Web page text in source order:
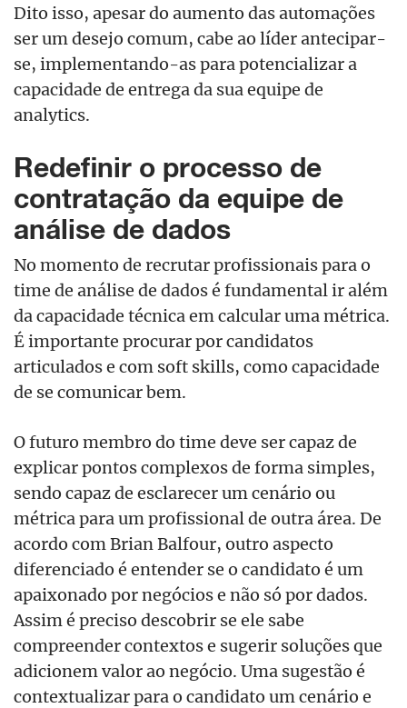
Dito isso, apesar do aumento das automações
ser um desejo comum, cabe ao líder antecipar-
se, implementando-as para potencializar a
capacidade de entrega da sua equipe de
analytics.
Redefinir o processo de
contratação da equipe de
análise de dados
No momento de recrutar profissionais para o
time de análise de dados é fundamental ir além
da capacidade técnica em calcular uma métrica.
É importante procurar por candidatos
articulados e com soft skills, como capacidade
de se comunicar bem.
O futuro membro do time deve ser capaz de
explicar pontos complexos de forma simples,
sendo capaz de esclarecer um cenário ou
métrica para um profissional de outra área. De
acordo com Brian Balfour, outro aspecto
diferenciado é entender se o candidato é um
apaixonado por negócios e não só por dados.
Assim é preciso descobrir se ele sabe
compreender contextos e sugerir soluções que
adicionem valor ao negócio. Uma sugestão é
contextualizar para o candidato um cenário e